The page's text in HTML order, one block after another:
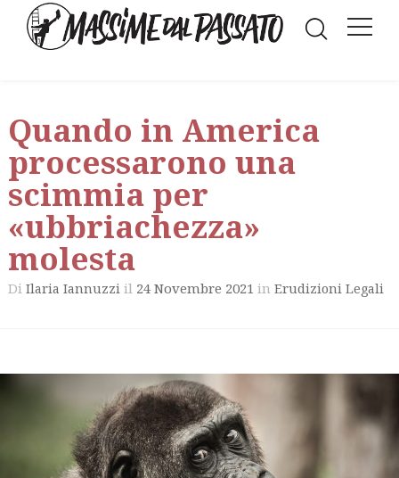
Quando in America
processarono una
scimmia per
«ubbriachezza»
molesta
Di Ilaria Iannuzzi il 24 Novembre 2021 in Erudizioni Legali